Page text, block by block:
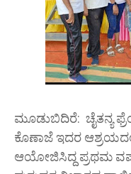
ಮೂಡುಬಿದಿರೆ: ಚೈತನ್ಯ
ಕೊಣಾಜೆ ಇದರ
ಆಯೋಜಿಸಿದ್ದ ಪ್ರಥಮ